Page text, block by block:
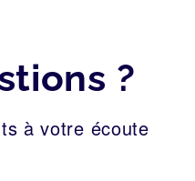
?
à votre écoute